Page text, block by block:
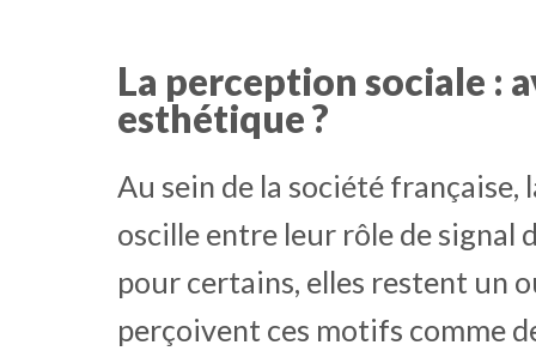
La perception sociale :
esthétique ?
Au sein de la société
oscille entre leur rôle de signal
pour certains, elles restent un
perçoivent ces motifs comme